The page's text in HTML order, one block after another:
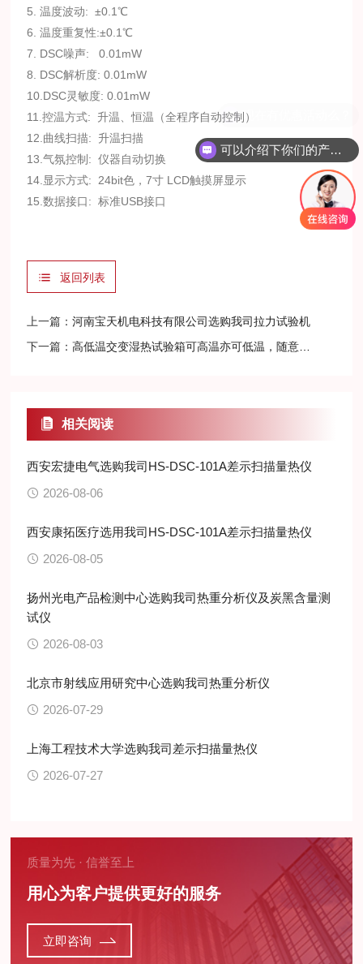
5. 温度波动: ±0.1℃
6. 温度重复性:±0.1℃
7. DSC噪声: 0.01mW
8. DSC解析度: 0.01mW
10.DSC灵敏度: 0.01mW
11.控温方式: 升温、恒温（全程序自动控制）
12.曲线扫描: 升温扫描
13.气氛控制: 仪器自动切换
14.显示方式: 24bit色，7寸 LCD触摸屏显示
15.数据接口: 标准USB接口
返回列表
上一篇：河南宝天机电科技有限公司选购我司拉力试验机
下一篇：高低温交变湿热试验箱可高温亦可低温，随意切换实验
相关阅读
西安宏捷电气选购我司HS-DSC-101A差示扫描量热仪
2026-08-06
西安康拓医疗选用我司HS-DSC-101A差示扫描量热仪
2026-08-05
扬州光电产品检测中心选购我司热重分析仪及炭黑含量测
试仪
2026-08-03
北京市射线应用研究中心选购我司热重分析仪
2026-07-29
上海工程技术大学选购我司差示扫描量热仪
2026-07-27
质量为先 · 信誉至上
用心为客户提供更好的服务
立即咨询
可以介绍下你们的产品么？